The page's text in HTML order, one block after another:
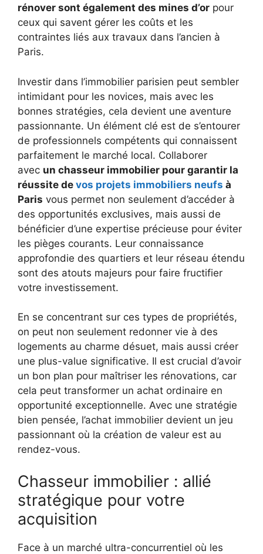
rénover sont également des mines d’or pour
ceux qui savent gérer les coûts et les
contraintes liés aux travaux dans l’ancien à
Paris.
Investir dans l’immobilier parisien peut sembler
intimidant pour les novices, mais avec les
bonnes stratégies, cela devient une aventure
passionnante. Un élément clé est de s’entourer
de professionnels compétents qui connaissent
parfaitement le marché local. Collaborer
avec un chasseur immobilier pour garantir la
réussite de vos projets immobiliers neufs à
Paris vous permet non seulement d’accéder à
des opportunités exclusives, mais aussi de
bénéficier d’une expertise précieuse pour éviter
les pièges courants. Leur connaissance
approfondie des quartiers et leur réseau étendu
sont des atouts majeurs pour faire fructifier
votre investissement.
En se concentrant sur ces types de propriétés,
on peut non seulement redonner vie à des
logements au charme désuet, mais aussi créer
une plus-value significative. Il est crucial d’avoir
un bon plan pour maîtriser les rénovations, car
cela peut transformer un achat ordinaire en
opportunité exceptionnelle. Avec une stratégie
bien pensée, l’achat immobilier devient un jeu
passionnant où la création de valeur est au
rendez-vous.
Chasseur immobilier : allié
stratégique pour votre
acquisition
Face à un marché ultra-concurrentiel où les